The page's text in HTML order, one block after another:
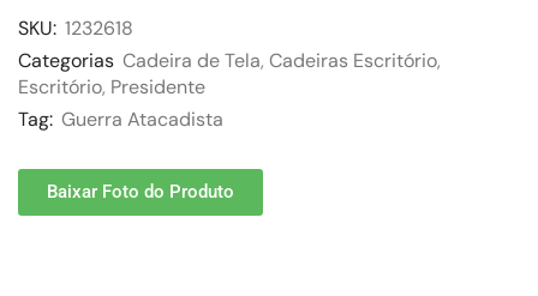
SKU: 1232618
Categorias Cadeira de Tela, Cadeiras Escritório,
Escritório, Presidente
Tag: Guerra Atacadista
Baixar Foto do Produto